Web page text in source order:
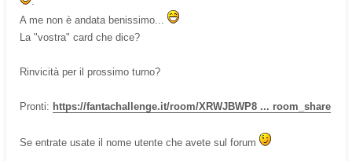
A me non è andata benissimo...
La "vostra" card che dice?
Rinvicità per il prossimo turno?
Pronti: https://fantachallenge.it/room/XRWJBWP8 ... room_share
Se entrate usate il nome utente che avete sul forum